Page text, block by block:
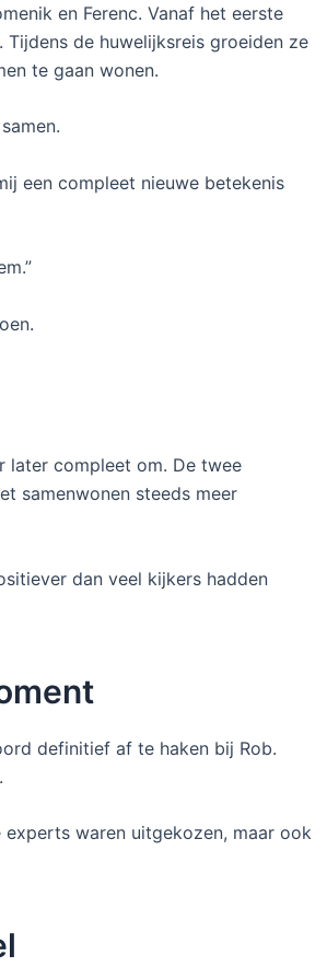
en Ferenc. Vanaf het eerste
de huwelijksreis groeiden ze
te gaan wonen.
een compleet nieuwe betekenis
later compleet om. De twee
samenwonen steeds meer
dan veel kijkers hadden
definitief af te haken bij Rob.
waren uitgekozen, maar ook